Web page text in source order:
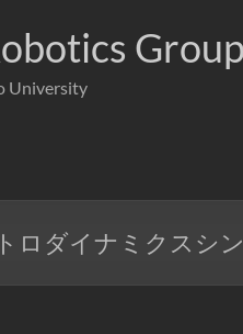
Group
University
ロダイナミクスシ